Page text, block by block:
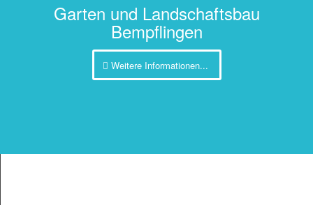
Garten und Landschaftsbau
Bempflingen
Weitere Informationen...